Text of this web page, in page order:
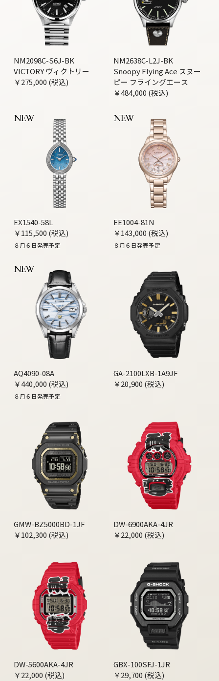
NM2098C-S6J-BK
VICTORY ヴィクトリー
￥275,000 (税込)
NM2638C-L2J-BK
Snoopy Flying Ace スヌー
ピー フライングエース
￥484,000 (税込)
NEW
EX1540-58L
￥115,500 (税込)
８月６日発売予定
NEW
EE1004-81N
￥143,000 (税込)
８月６日発売予定
NEW
AQ4090-08A
￥440,000 (税込)
８月６日発売予定
GA-2100LXB-1A9JF
￥20,900 (税込)
GMW-BZ5000BD-1JF
￥102,300 (税込)
DW-6900AKA-4JR
￥22,000 (税込)
DW-5600AKA-4JR
￥22,000 (税込)
GBX-100SFJ-1JR
￥29,700 (税込)